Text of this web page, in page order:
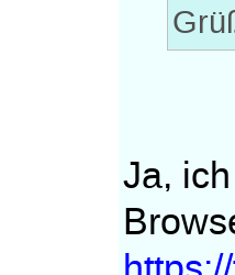
Ja,